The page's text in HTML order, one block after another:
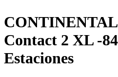
CONTINENTAL
Contact 2 XL -
Estaciones